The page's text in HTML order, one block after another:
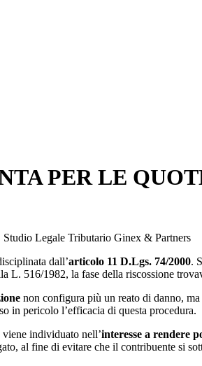
PER LE
Legale Tributario Ginex & Partners
dall’articolo 11 D.Lgs. 74/2000.
L. 516/1982, la fase della riscossione
non configura più un reato di danno, ma
in pericolo l’efficacia di questa procedura.
individuato nell’interesse a rendere
al fine di evitare che il contribuente si